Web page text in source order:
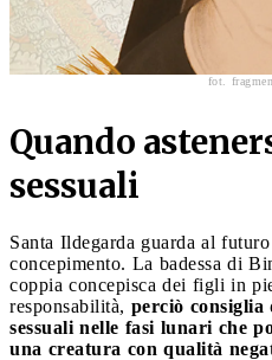
fot.
Quando
sessuali
Santa Ildegarda guarda al
concepimento. La badessa di
coppia concepisca dei figli in
responsabilità, perciò
sessuali nelle fasi lunari che
una creatura con qualità